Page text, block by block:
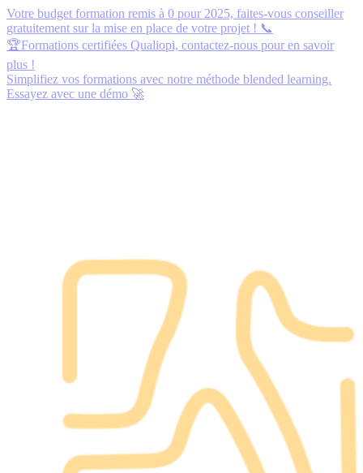
Votre budget formation remis à 0 pour 2025, faites-vous conseiller
gratuitement sur la mise en place de votre projet ! 📞
🏆Formations certifiées Qualiopi, contactez-nous pour en savoir
plus !
Simplifiez vos formations avec notre méthode blended learning.
Essayez avec une démo 🚀